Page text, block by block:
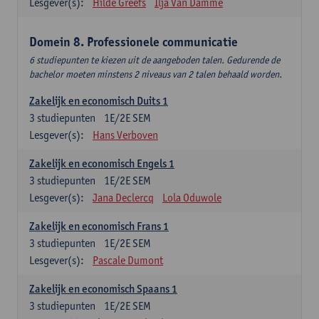
Domein 8. Professionele communicatie
6 studiepunten te kiezen uit de aangeboden talen. Gedurende de
bachelor moeten minstens 2 niveaus van 2 talen behaald worden.
Zakelijk en economisch Duits 1
1E/2E SEM
3 studiepunten
Lesgever(s):
Hans Verboven
Zakelijk en economisch Engels 1
1E/2E SEM
3 studiepunten
Lesgever(s):
Jana Declercq Lola Oduwole
Zakelijk en economisch Frans 1
1E/2E SEM
3 studiepunten
Lesgever(s):
Pascale Dumont
Zakelijk en economisch Spaans 1
1E/2E SEM
3 studiepunten